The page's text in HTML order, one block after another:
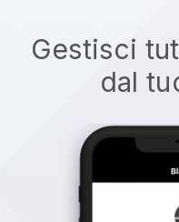
Gestisci
dal